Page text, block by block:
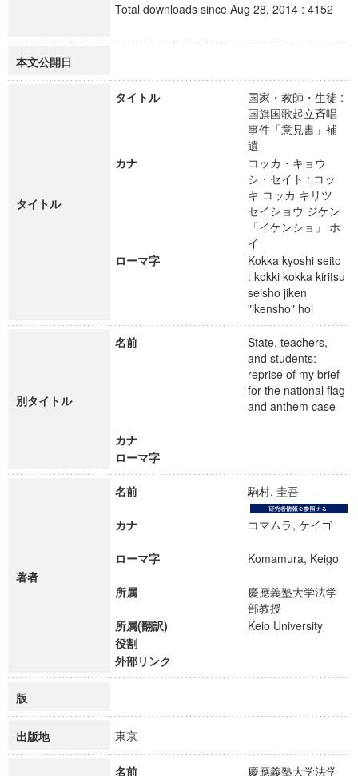
Total downloads since Aug 28, 2014 : 4152
本文公開日
タイトル
タイトル
国家・教師・生徒 :
国旗国歌起立斉唱
事件「意見書」補
遺
カナ
コッカ・キョウ
シ・セイト : コッ
キ コッカ キリツ
セイショウ ジケン
「イケンショ」 ホ
イ
ローマ字
Kokka kyoshi seito
: kokki kokka kiritsu
seisho jiken
"ikensho" hoi
別タイトル
名前
State, teachers,
and students:
reprise of my brief
for the national flag
and anthem case
カナ
ローマ字
著者
名前 駒村, 圭吾
カナ コマムラ, ケイゴ
ローマ字 Komamura, Keigo
所属
慶應義塾大学法学
部教授
所属(翻訳)
Keio University
役割
外部リンク
版
出版地 東京
名前 慶應義塾大学法学